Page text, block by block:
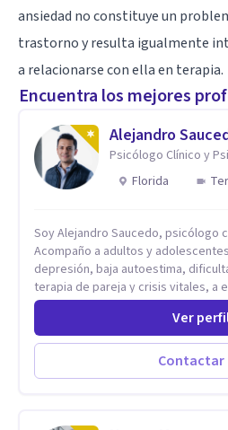
ansiedad no constituye un
trastorno y resulta igualmente
a relacionarse con ella en terapia.
Encuentra los mejores
Alejandro
Psicólogo Clínico y
Florida
Soy Alejandro Saucedo, psicólogo
Acompaño a adultos y
depresión, baja autoestima,
terapia de pareja y crisis vitales, a
profundidad los conflictos internos
autoconocimiento y análisis, es
historias personales, elaborar las
resignificarlas, liberando su
Ver
Contactar